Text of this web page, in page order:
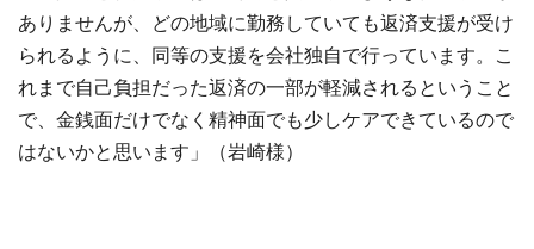
ありませんが、どの地域に勤務していても返済支援が受け
られるように、同等の支援を会社独自で行っています。こ
れまで自己負担だった返済の一部が軽減されるということ
で、金銭面だけでなく精神面でも少しケアできているので
はないかと思います」（岩崎様）